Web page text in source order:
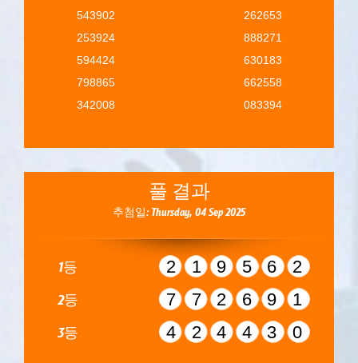
543902
253924
594424
798865
342008
262653
888271
630183
662558
083394
풀 결과
추첨일: Thursday, 04 Sep 2025
1등 219562
2등 772691
3등 424430